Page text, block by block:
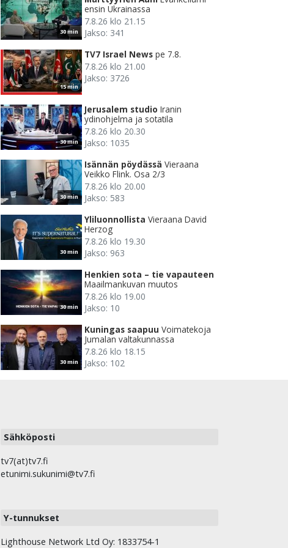
30 min
ensin Ukrainassa
7.8.26 klo 21.15
Jakso: 341
15 min
TV7 Israel News pe 7.8.
7.8.26 klo 21.00
Jakso: 3726
30 min
Jerusalem studio Iranin
ydinohjelma ja sotatila
7.8.26 klo 20.30
Jakso: 1035
30 min
Isännän pöydässä Vieraana
Veikko Flink. Osa 2/3
7.8.26 klo 20.00
Jakso: 583
30 min
Yliluonnollista Vieraana David
Herzog
7.8.26 klo 19.30
Jakso: 963
30 min
Henkien sota – tie vapauteen
Maailmankuvan muutos
7.8.26 klo 19.00
Jakso: 10
30 min
Kuningas saapuu Voimatekoja
Jumalan valtakunnassa
7.8.26 klo 18.15
Jakso: 102
Sähköposti
tv7(at)tv7.fi
etunimi.sukunimi@tv7.fi
Y-tunnukset
Lighthouse Network Ltd Oy: 1833754-1